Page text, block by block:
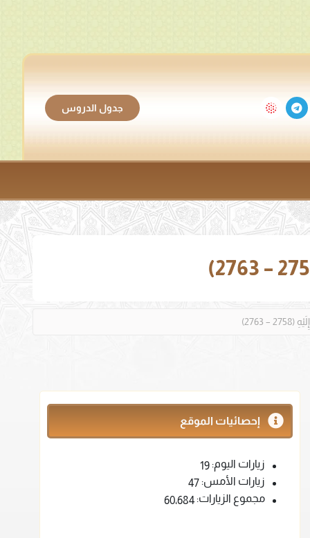
جدول الدروس
إحصائيات الموقع
زيارات اليوم:19
زيارات الأمس:47
مجموع الزيارات: 60٬684